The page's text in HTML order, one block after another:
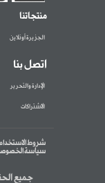
منتجاتنا
الجزيرة أونلاين
اتصل بنا
الإدارة والتحرير
الاشتراكات
شروط
سياسة
جميع الحقوق